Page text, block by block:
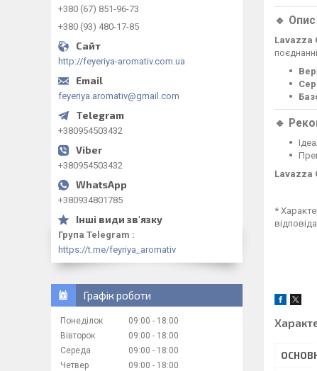
🔹
Lavazza
🔹
Lavazza
*
+380 (67) 851-96-73
+380 (93) 480-17-85
http://feyeriya-aromativ.com.ua
feyeriya.aromativ@gmail.com
+380954503432
+380954503432
+380934801785
Група Telegram
https://t.me/feyriya_aromativ
Графік роботи
Понеділок 09:00
18:00
Вівторок
09:00
18:00
Середа
09:00
18:00
Четвер
09:00
18:00